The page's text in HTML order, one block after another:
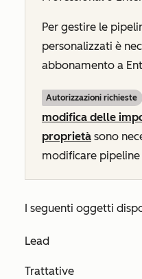
Per gestire le
personalizzati è
abbonamento a
Autorizzazioni richieste
modifica delle
proprietà sono
modificare pipeline
I seguenti oggetti
Lead
Trattative